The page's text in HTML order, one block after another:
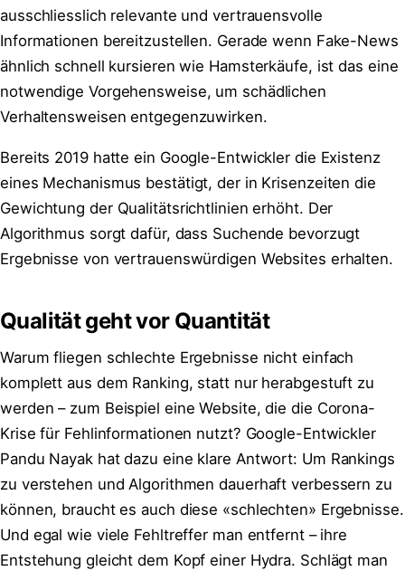
ausschliesslich relevante und vertrauensvolle
Informationen bereitzustellen. Gerade wenn Fake-News
ähnlich schnell kursieren wie Hamsterkäufe, ist das eine
notwendige Vorgehensweise, um schädlichen
Verhaltensweisen entgegenzuwirken.
Bereits 2019 hatte ein Google-Entwickler die Existenz
eines Mechanismus bestätigt, der in Krisenzeiten die
Gewichtung der Qualitätsrichtlinien erhöht. Der
Algorithmus sorgt dafür, dass Suchende bevorzugt
Ergebnisse von vertrauenswürdigen Websites erhalten.
Qualität geht vor Quantität
Warum fliegen schlechte Ergebnisse nicht einfach
komplett aus dem Ranking, statt nur herabgestuft zu
werden – zum Beispiel eine Website, die die Corona-
Krise für Fehlinformationen nutzt? Google-Entwickler
Pandu Nayak hat dazu eine klare Antwort: Um Rankings
zu verstehen und Algorithmen dauerhaft verbessern zu
können, braucht es auch diese «schlechten» Ergebnisse.
Und egal wie viele Fehltreffer man entfernt – ihre
Entstehung gleicht dem Kopf einer Hydra. Schlägt man